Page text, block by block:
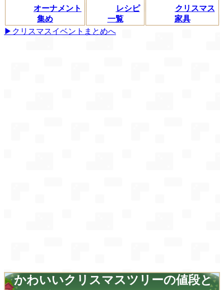
オーナメント
集め
レシピ
一覧
クリスマス
家具
▶クリスマスイベントまとめへ
かわいいクリスマスツリーの値段と